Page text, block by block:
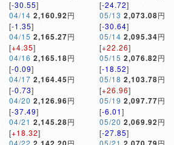
[-30.55]
04/14 2,160.92円
[-1.35]
04/15 2,165.27円
[+4.35]
04/16 2,165.18円
[-0.09]
04/17 2,164.45円
[-0.73]
04/20 2,126.96円
[-37.49]
04/21 2,145.28円
[+18.32]
04/22
円
[-24.72]
05/13 2,073.08円
[-30.64]
05/14 2,095.34円
[+22.26]
05/15 2,076.82円
[-18.52]
05/18 2,103.78円
[+26.96]
05/19 2,097.77円
[-6.01]
05/20 2,069.92円
[-27.85]
05/21
円